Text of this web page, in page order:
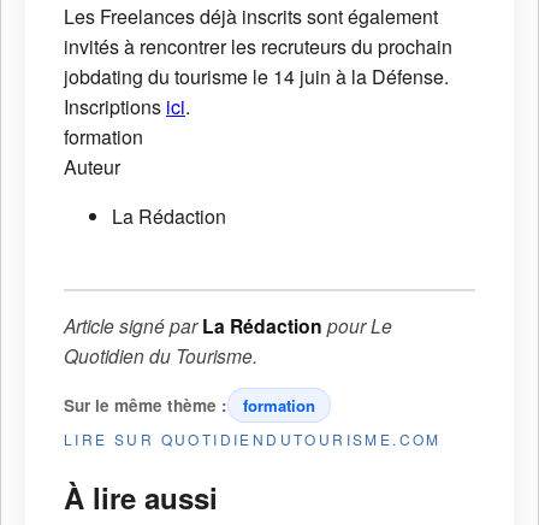
Les Freelances déjà inscrits sont également
invités à rencontrer les recruteurs du prochain
jobdating du tourisme le 14 juin à la Défense.
Inscriptions ici.
formation
Auteur
La Rédaction
Article signé parLa Rédaction pourLe
Quotidien du Tourisme.
Sur le même thème : formation
LIRE SUR QUOTIDIENDUTOURISME.COM
À lire aussi